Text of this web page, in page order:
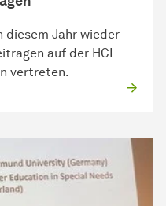
diesem Jahr wieder
auf der HCI
vertreten.